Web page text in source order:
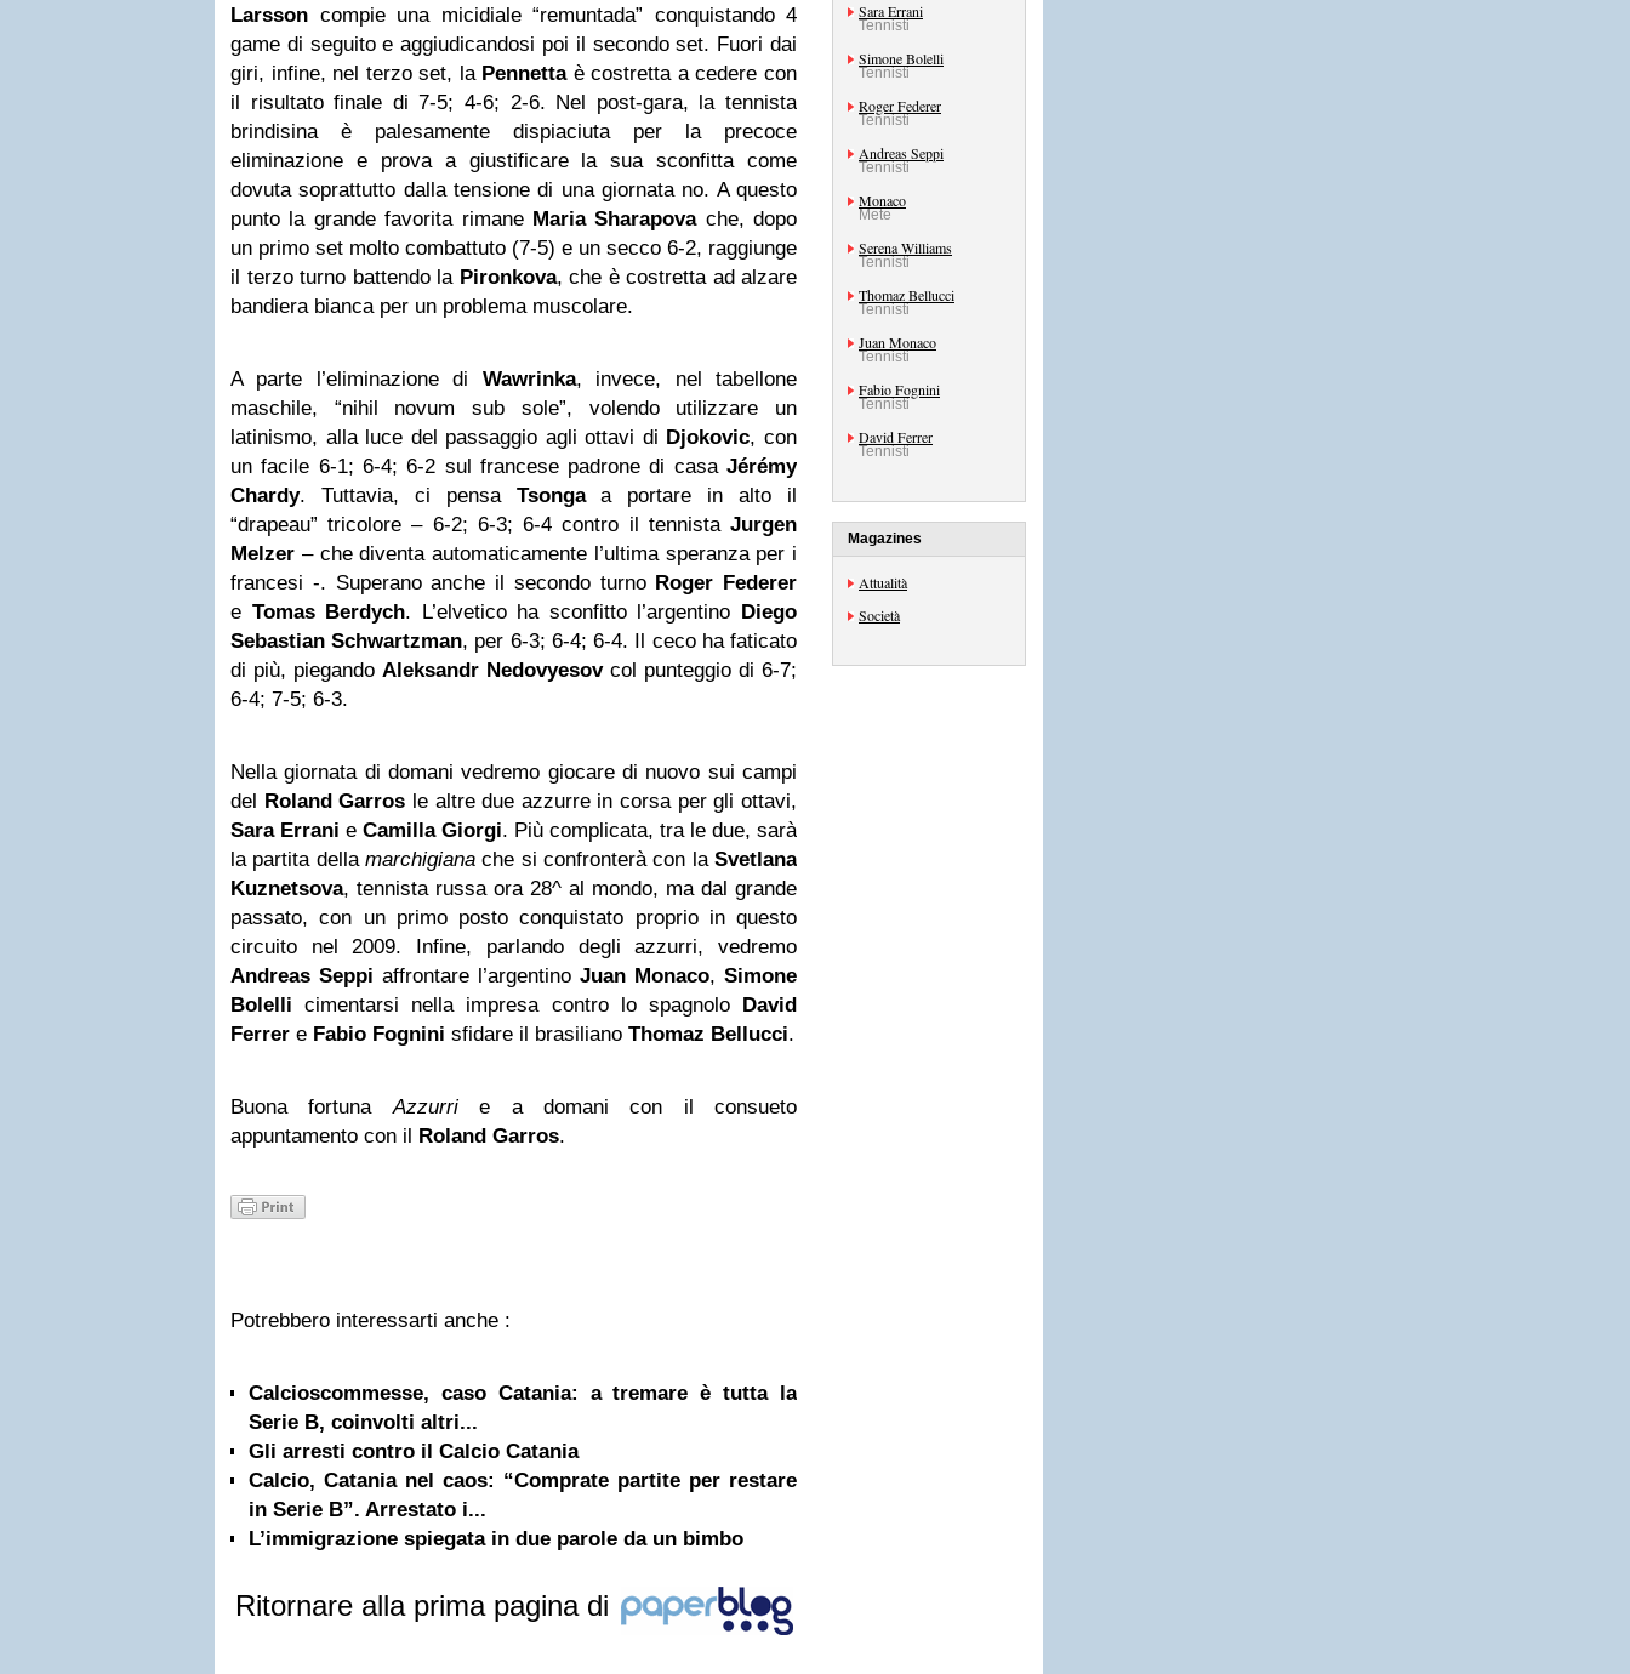
Larsson compie una micidiale “remuntada” conquistando 4
game di seguito e aggiudicandosi poi il secondo set. Fuori dai
giri, infine, nel terzo set, la Pennettaè costretta a cedere con
il risultato finale di 7-5; 4-6; 2-6. Nel post-gara, la tennista
brindisina è palesamente dispiaciuta per la precoce
eliminazione e prova a giustificare la sua sconfitta come
dovuta soprattutto dalla tensione di una giornata no. A questo
punto la grande favorita rimane Maria Sharapovache, dopo
un primo set molto combattuto (7-5) e un secco 6-2, raggiunge
il terzo turno battendo la Pironkova, che è costretta ad alzare
bandiera bianca per un problema muscolare.
A parte l’eliminazione di Wawrinka, invece, nel tabellone
maschile, “nihil novum sub sole”, volendo utilizzare un
latinismo, alla luce del passaggio agli ottavi di Djokovic, con
un facile 6-1; 6-4; 6-2 sul francese padrone di casa Jérémy
Chardy. Tuttavia, ci pensa Tsongaa portare in alto il
“drapeau” tricolore – 6-2; 6-3; 6-4 contro il tennista Jurgen
Melzer – che diventa automaticamente l’ultima speranza per i
francesi -. Superano anche il secondo turno Roger Federer
e Tomas Berdych. L’elvetico ha sconfitto l’argentino Diego
Sebastian Schwartzman, per 6-3; 6-4; 6-4. Il ceco ha faticato
di più, piegando Aleksandr Nedovyesovcol punteggio di 6-7;
6-4; 7-5; 6-3.
Nella giornata di domani vedremo giocare di nuovo sui campi
del Roland Garros le altre due azzurre in corsa per gli ottavi,
Sara Errani e Camilla Giorgi. Più complicata, tra le due, sarà
la partita della marchigiana che si confronterà con la Svetlana
Kuznetsova, tennista russa ora 28^ al mondo, ma dal grande
passato, con un primo posto conquistato proprio in questo
circuito nel 2009. Infine, parlando degli azzurri, vedremo
Andreas Seppi affrontare l’argentino Juan Monaco, Simone
Bolelli cimentarsi nella impresa contro lo spagnolo David
Ferrer e Fabio Fognini sfidare il brasiliano Thomaz Bellucci.
Buona fortunaAzzurrie a domani con il consueto
appuntamento con il Roland Garros.
Potrebbero interessarti anche :
Calcioscommesse, caso Catania: a tremare è tutta la
Serie B, coinvolti altri...
Gli arresti contro il Calcio Catania
Calcio, Catania nel caos: “Comprate partite per restare
in Serie B”. Arrestato i...
L’immigrazione spiegata in due parole da un bimbo
Ritornare alla prima pagina di
Sara Errani
Tennisti
Simone Bolelli
Tennisti
Roger Federer
Tennisti
Andreas Seppi
Tennisti
Monaco
Mete
Serena Williams
Tennisti
Thomaz Bellucci
Tennisti
Juan Monaco
Tennisti
Fabio Fognini
Tennisti
David Ferrer
Tennisti
Magazines
Attualità
Società